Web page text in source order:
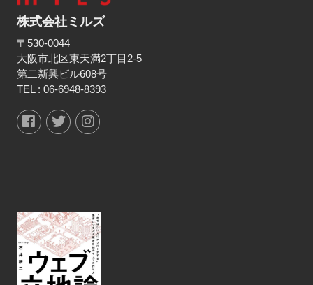
株式会社ミルズ
〒530-0044
大阪市北区東天満2丁目2-5
第二新興ビル608号
TEL : 06-6948-8393